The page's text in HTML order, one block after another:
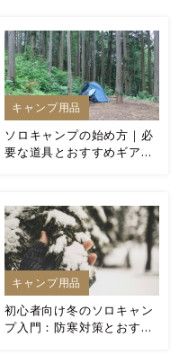
キャンプ用品
ソロキャンプの始め方｜必
要な道具とおすすめギアを
キャンプ用品
初心者向け冬のソロキャン
プ入門：防寒対策とおすす